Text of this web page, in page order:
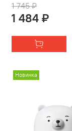
1 745 ₽
1 484 ₽
Новинка